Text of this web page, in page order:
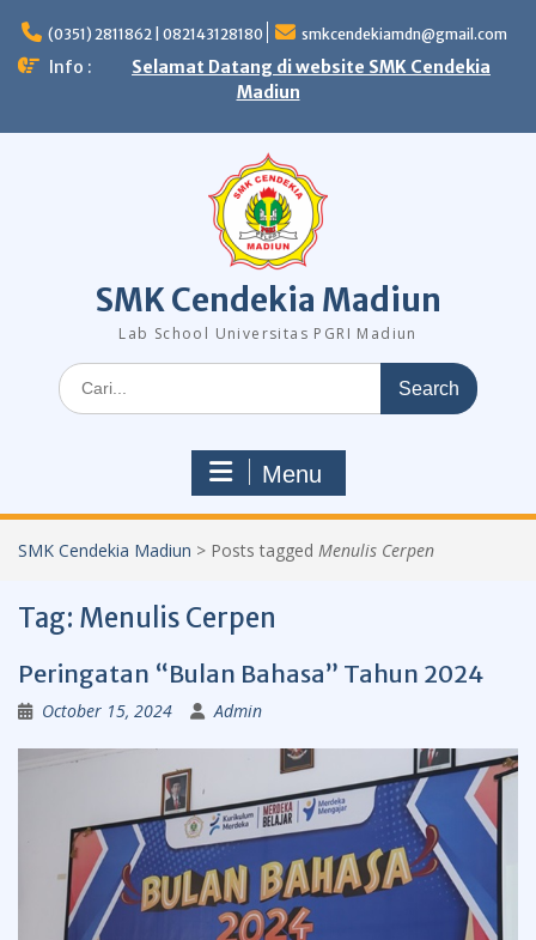
content
(0351) 2811862 | 082143128180 smkcendekiamdn@gmail.com
Info :
Selamat Datang di website SMK Cendekia
Madiun
SMK Cendekia Madiun
Lab School Universitas PGRI Madiun
Search
for:
Menu
SMK Cendekia Madiun > Posts tagged Menulis Cerpen
Tag: Menulis Cerpen
Peringatan “Bulan Bahasa” Tahun 2024
October 15, 2024 Admin